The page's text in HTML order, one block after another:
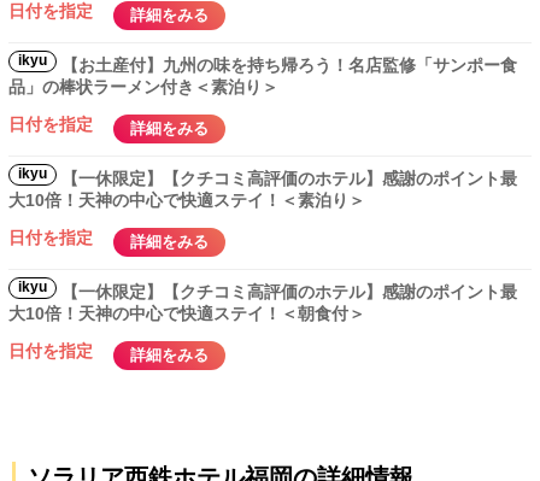
日付を指定
詳細をみる
ikyu
【お土産付】九州の味を持ち帰ろう！名店監修「サンポー食
品」の棒状ラーメン付き＜素泊り＞
日付を指定
詳細をみる
ikyu
【一休限定】【クチコミ高評価のホテル】感謝のポイント最
大10倍！天神の中心で快適ステイ！＜素泊り＞
日付を指定
詳細をみる
ikyu
【一休限定】【クチコミ高評価のホテル】感謝のポイント最
大10倍！天神の中心で快適ステイ！＜朝食付＞
日付を指定
詳細をみる